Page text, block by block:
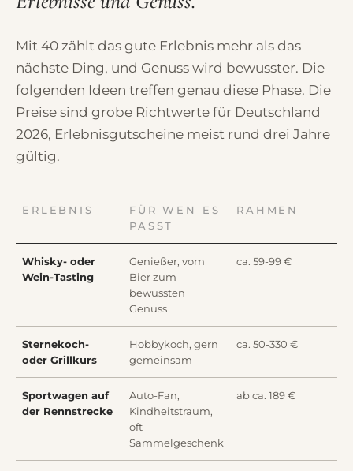
Mit 40 zählt das gute Erlebnis mehr als das
nächste Ding, und Genuss wird bewusster. Die
folgenden Ideen treffen genau diese Phase. Die
Preise sind grobe Richtwerte für Deutschland
2026, Erlebnisgutscheine meist rund drei Jahre
gültig.
ERLEBNIS
FÜR WEN ES
PASST
RAHMEN
Whisky- oder
Wein-Tasting
Genießer, vom
Bier zum
bewussten
Genuss
ca. 59-99 €
Sternekoch-
oder Grillkurs
Hobbykoch, gern
gemeinsam
ca. 50-330 €
Sportwagen auf
der Rennstrecke
Auto-Fan,
Kindheitstraum,
oft
Sammelgeschenk
ab ca. 189 €